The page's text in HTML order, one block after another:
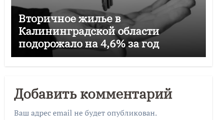
Вторичное жилье в
Калининградской области
подорожало на 4,6% за год
Добавить комментарий
Ваш адрес email не будет опубликован.